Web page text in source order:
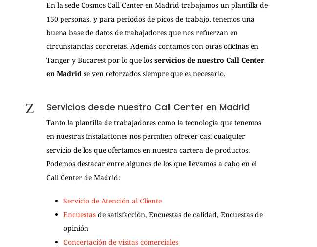
En la sede Cosmos Call Center en Madrid trabajamos un plantilla de
150 personas, y para periodos de picos de trabajo, tenemos una
buena base de datos de trabajadores que nos refuerzan en
circunstancias concretas. Además contamos con otras oficinas en
Tanger y Bucarest por lo que los servicios de nuestro Call Center
en Madrid se ven reforzados siempre que es necesario.
Servicios desde nuestro Call Center en Madrid
Tanto la plantilla de trabajadores como la tecnología que tenemos
en nuestras instalaciones nos permiten ofrecer casi cualquier
servicio de los que ofertamos en nuestra cartera de productos.
Podemos destacar entre algunos de los que llevamos a cabo en el
Call Center de Madrid:
Servicio de Atención al Cliente
Encuestas de satisfacción, Encuestas de calidad, Encuestas de
opinión
Concertación de visitas comerciales